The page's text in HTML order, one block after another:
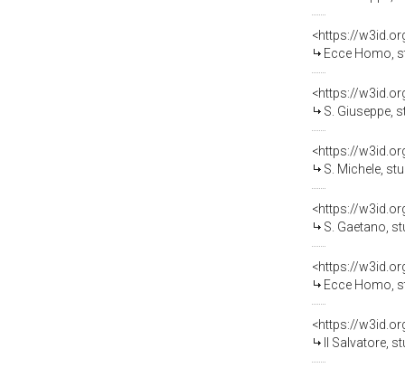
<https://
Ecce Homo, studio per
<https://
S. Giuseppe, studio per
<https://
S. Michele, studio per la
<https://
S. Gaetano, studio per
<https://
Ecce Homo, studio per
<https://
Il Salvatore, studio